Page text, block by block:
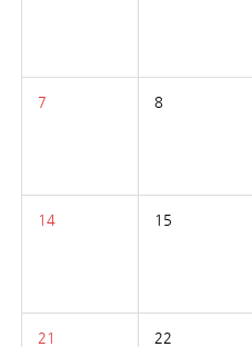
7 8
14 15
21 22